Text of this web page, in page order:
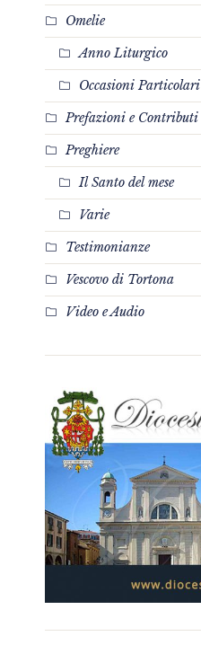
Omelie
Anno Liturgico
Occasioni Particolari
Prefazioni e Contributi
Preghiere
Il Santo del mese
Varie
Testimonianze
Vescovo di Tortona
Video e Audio